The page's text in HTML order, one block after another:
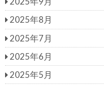
2025年8月
2025年7月
2025年6月
2025年5月